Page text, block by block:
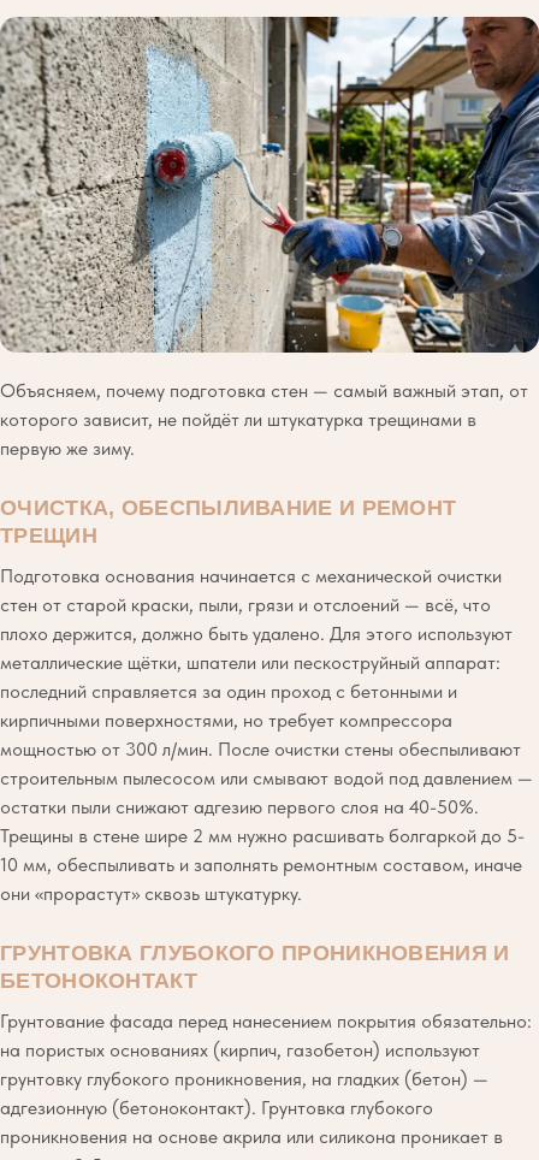
Объясняем, почему подготовка стен — самый важный этап, от
которого зависит, не пойдёт ли штукатурка трещинами в
первую же зиму.
ОЧИСТКА, ОБЕСПЫЛИВАНИЕ И РЕМОНТ
ТРЕЩИН
Подготовка основания начинается с механической очистки
стен от старой краски, пыли, грязи и отслоений — всё, что
плохо держится, должно быть удалено. Для этого используют
металлические щётки, шпатели или пескоструйный аппарат:
последний справляется за один проход с бетонными и
кирпичными поверхностями, но требует компрессора
мощностью от 300 л/мин. После очистки стены обеспыливают
строительным пылесосом или смывают водой под давлением —
остатки пыли снижают адгезию первого слоя на 40-50%.
Трещины в стене шире 2 мм нужно расшивать болгаркой до 5-
10 мм, обеспыливать и заполнять ремонтным составом, иначе
они «прорастут» сквозь штукатурку.
ГРУНТОВКА ГЛУБОКОГО ПРОНИКНОВЕНИЯ И
БЕТОНОКОНТАКТ
Грунтование фасада перед нанесением покрытия обязательно:
на пористых основаниях (кирпич, газобетон) используют
грунтовку глубокого проникновения, на гладких (бетон) —
адгезионную (бетоноконтакт). Грунтовка глубокого
проникновения на основе акрила или силикона проникает в